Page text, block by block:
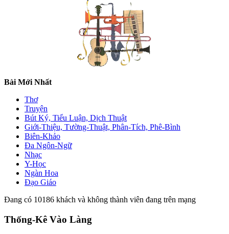
Bài Mới Nhất
Thơ
Truyện
Bút Ký, Tiểu Luận, Dịch Thuật
Giới-Thiệu, Tường-Thuật, Phân-Tích, Phê-Bình
Biên-Khảo
Đa Ngôn-Ngữ
Nhạc
Y-Học
Ngàn Hoa
Đạo Giáo
Đang có 10186 khách và không thành viên đang trên mạng
Thống-Kê Vào Làng